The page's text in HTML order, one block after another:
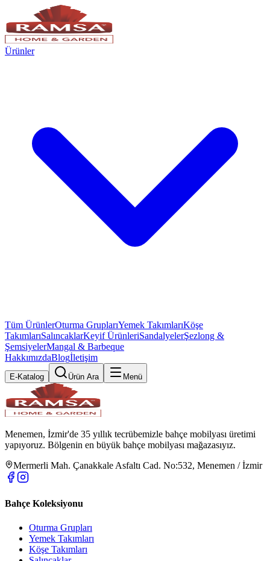
Ürünler
Tüm ÜrünlerOturma GruplarıYemek TakımlarıKöşe
TakımlarıSalıncaklarKeyif ÜrünleriSandalyelerŞezlong &
ŞemsiyelerMangal & Barbeque
HakkımızdaBlogİletişim
E-Katalog Ürün Ara Menü
Menemen, İzmir'de 35 yıllık tecrübemizle bahçe mobilyası üretimi
yapıyoruz. Bölgenin en büyük bahçe mobilyası mağazasıyız.
Mermerli Mah. Çanakkale Asfaltı Cad. No:532, Menemen / İzmir
Bahçe Koleksiyonu
Oturma Grupları
Yemek Takımları
Köşe Takımları